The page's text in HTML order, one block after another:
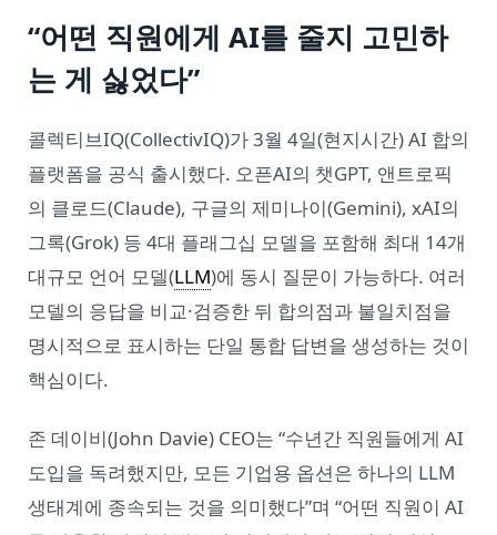
“어떤 직원에게 AI를 줄지 고민하
는 게 싫었다”
콜렉티브IQ(CollectivIQ)가 3월 4일(현지시간) AI 합의
플랫폼을 공식 출시했다. 오픈AI의 챗GPT, 앤트로픽
의 클로드(Claude), 구글의 제미나이(Gemini), xAI의
그록(Grok) 등 4대 플래그십 모델을 포함해 최대 14개
대규모 언어 모델(LLM)에 동시 질문이 가능하다. 여러
모델의 응답을 비교·검증한 뒤 합의점과 불일치점을
명시적으로 표시하는 단일 통합 답변을 생성하는 것이
핵심이다.
존 데이비(John Davie) CEO는 “수년간 직원들에게 AI
도입을 독려했지만, 모든 기업용 옵션은 하나의 LLM
생태계에 종속되는 것을 의미했다”며 “어떤 직원이 AI